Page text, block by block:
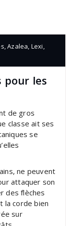
,Azalea Lexi
pour les
de gros
classe ait ses
se
ne peuvent
attaquer son
des flèches
la corde bien
sur